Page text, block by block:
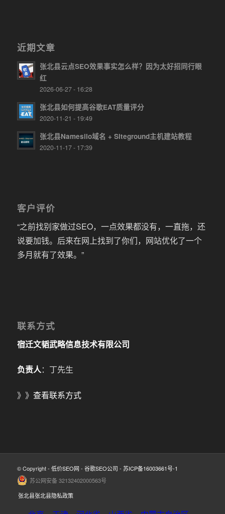
近期文章
张北县云点SEO效果事实怎么样？因为太好招同行眼
红
2026-06-27 - 16:28
张北县如何提高谷歌EAT质量评分
2020-11-21 - 19:49
张北县Namesilo域名 + Siteground主机建站教程
2020-11-17 - 17:39
客户评价
“之前找别家做过SEO，一点效果都没有，一直拖，还
说要加钱。后来在网上找到了你们，网站优化了一个
多月就有了效果。”
联系方式
宿迁文韬武略信息技术有限公司
负责人：丁先生
》》 查看联系方式
© Copyright - 低价SEO网 - 谷歌SEO公司 - 苏ICP备16003661号-1
苏公网安备 32132402000563号
张北县张北县隐私政策